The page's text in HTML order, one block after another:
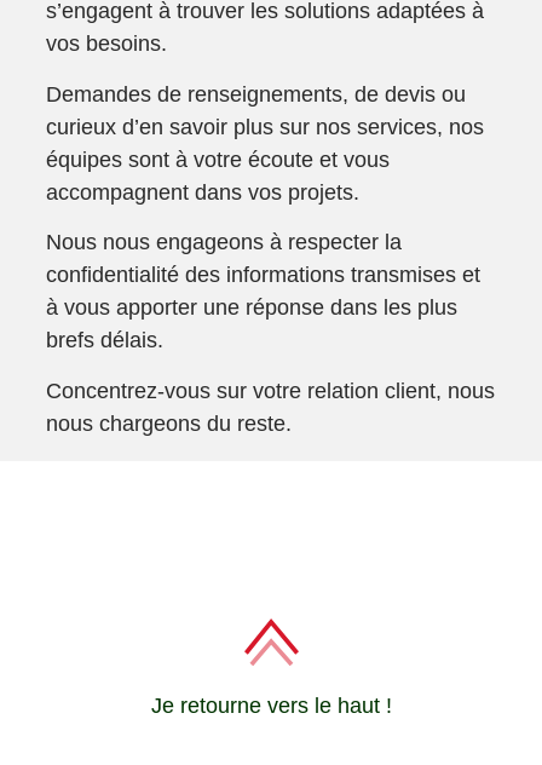
s’engagent à trouver les solutions adaptées à
vos besoins.
Demandes de renseignements, de devis ou
curieux d’en savoir plus sur nos services, nos
équipes sont à votre écoute et vous
accompagnent dans vos projets.
Nous nous engageons à respecter la
confidentialité des informations transmises et
à vous apporter une réponse dans les plus
brefs délais.
Concentrez-vous sur votre relation client, nous
nous chargeons du reste.
Je retourne vers le haut !